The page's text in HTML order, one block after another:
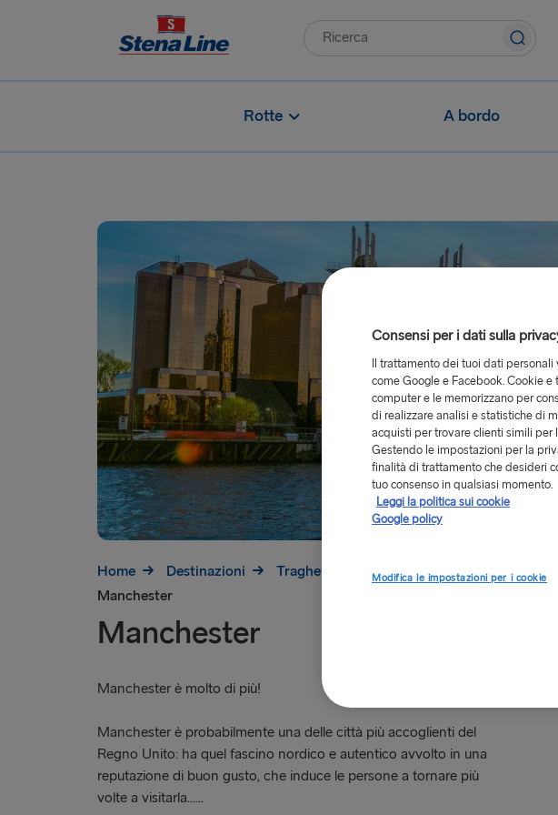
Rotte A bordo
Home Destinazioni
Traghetti per la Gran Bretagna
Manchester
Manchester
Manchester è molto di più!
Manchester è probabilmente una delle città più accoglienti del
Regno Unito: ha quel fascino nordico e autentico avvolto in una
reputazione di buon gusto, che induce le persone a tornare più
volte a visitarla…...
Consensi per i dati sulla
Il trattamento dei tuoi dati
come Google e Facebook. Cookie
computer e le memorizzano per
di realizzare analisi e statistiche di
acquisti per trovare clienti simili per
Gestendo le impostazioni per la
finalità di trattamento che desideri
tuo consenso in qualsiasi momento.
Leggi la politica sui cookie
Google policy
Modifica le impostazioni per i cookie